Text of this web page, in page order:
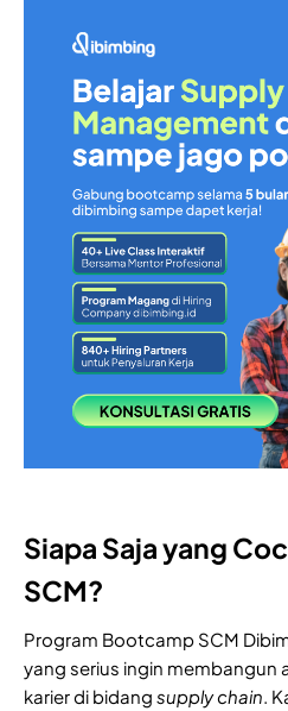
Siapa Saja yang
SCM?
Program Bootcamp SCM
yang serius ingin membangun
karier di bidang supply chain .